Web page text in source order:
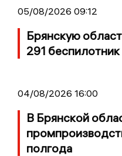
05/08/2026 09:12
Брянскую
291 беспилотник
04/08/2026 16:00
В Брянской
полгода